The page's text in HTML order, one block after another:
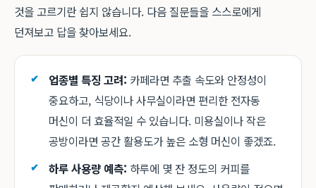
것을 고르기란 쉽지 않습니다. 다음 질문들을 스스로에게
던져보고 답을 찾아보세요.
업종별 특징 고려: 카페라면 추출 속도와 안정성이
중요하고, 식당이나 사무실이라면 편리한 전자동
머신이 더 효율적일 수 있습니다. 미용실이나 작은
공방이라면 공간 활용도가 높은 소형 머신이 좋겠죠.
하루 사용량 예측: 하루에 몇 잔 정도의 커피를